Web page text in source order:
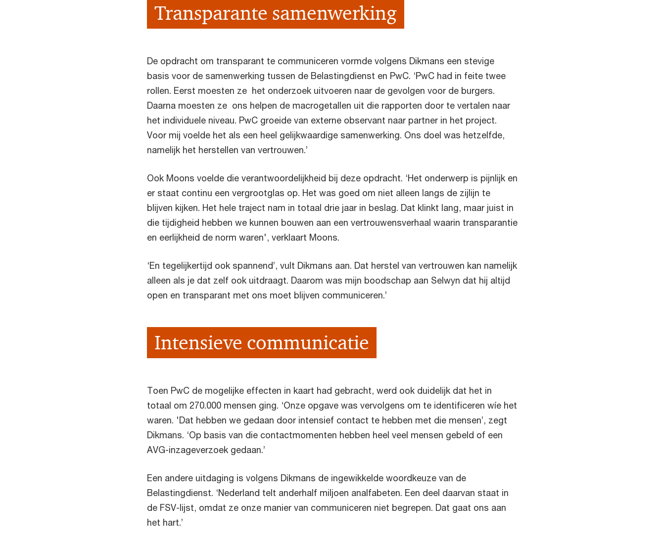
Transparante samenwerking
De opdracht om transparant te communiceren vormde volgens Dikmans een stevige
basis voor de samenwerking tussen de Belastingdienst en PwC. ‘PwC had in feite twee
rollen. Eerst moesten ze het onderzoek uitvoeren naar de gevolgen voor de burgers.
Daarna moesten ze ons helpen de macrogetallen uit die rapporten door te vertalen naar
het individuele niveau. PwC groeide van externe observant naar partner in het project.
Voor mij voelde het als een heel gelijkwaardige samenwerking. Ons doel was hetzelfde,
namelijk het herstellen van vertrouwen.’
Ook Moons voelde die verantwoordelijkheid bij deze opdracht. ‘Het onderwerp is pijnlijk en
er staat continu een vergrootglas op. Het was goed om niet alleen langs de zijlijn te
blijven kijken. Het hele traject nam in totaal drie jaar in beslag. Dat klinkt lang, maar juist in
die tijdigheid hebben we kunnen bouwen aan een vertrouwensverhaal waarin transparantie
en eerlijkheid de norm waren', verklaart Moons.
‘En tegelijkertijd ook spannend’, vult Dikmans aan. Dat herstel van vertrouwen kan namelijk
alleen als je dat zelf ook uitdraagt. Daarom was mijn boodschap aan Selwyn dat hij altijd
open en transparant met ons moet blijven communiceren.’
Intensieve communicatie
Toen PwC de mogelijke effecten in kaart had gebracht, werd ook duidelijk dat het in
totaal om 270.000 mensen ging. ‘Onze opgave was vervolgens om te identificeren wíe het
waren. 'Dat hebben we gedaan door intensief contact te hebben met die mensen’, zegt
Dikmans. ‘Op basis van die contactmomenten hebben heel veel mensen gebeld of een
AVG-inzageverzoek gedaan.’
Een andere uitdaging is volgens Dikmans de ingewikkelde woordkeuze van de
Belastingdienst. ‘Nederland telt anderhalf miljoen analfabeten. Een deel daarvan staat in
de FSV-lijst, omdat ze onze manier van communiceren niet begrepen. Dat gaat ons aan
het hart.’